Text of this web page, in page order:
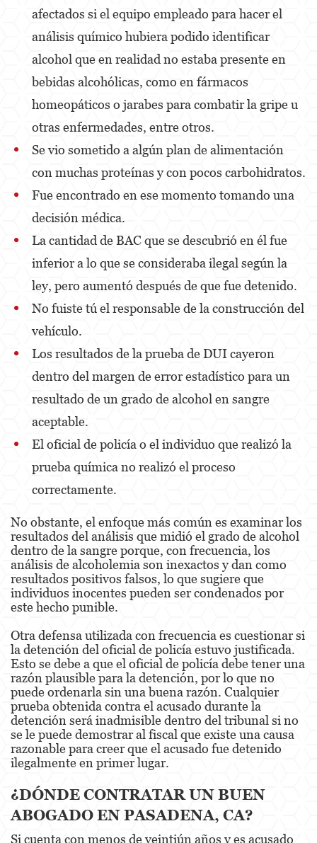
afectados si el equipo empleado para hacer el
análisis químico hubiera podido identificar
alcohol que en realidad no estaba presente en
bebidas alcohólicas, como en fármacos
homeopáticos o jarabes para combatir la gripe u
otras enfermedades, entre otros.
Se vio sometido a algún plan de alimentación
con muchas proteínas y con pocos carbohidratos.
Fue encontrado en ese momento tomando una
decisión médica.
La cantidad de BAC que se descubrió en él fue
inferior a lo que se consideraba ilegal según la
ley, pero aumentó después de que fue detenido.
No fuiste tú el responsable de la construcción del
vehículo.
Los resultados de la prueba de DUI cayeron
dentro del margen de error estadístico para un
resultado de un grado de alcohol en sangre
aceptable.
El oficial de policía o el individuo que realizó la
prueba química no realizó el proceso
correctamente.
No obstante, el enfoque más común es examinar los
resultados del análisis que midió el grado de alcohol
dentro de la sangre porque, con frecuencia, los
análisis de alcoholemia son inexactos y dan como
resultados positivos falsos, lo que sugiere que
individuos inocentes pueden ser condenados por
este hecho punible.
Otra defensa utilizada con frecuencia es cuestionar si
la detención del oficial de policía estuvo justificada.
Esto se debe a que el oficial de policía debe tener una
razón plausible para la detención, por lo que no
puede ordenarla sin una buena razón. Cualquier
prueba obtenida contra el acusado durante la
detención será inadmisible dentro del tribunal si no
se le puede demostrar al fiscal que existe una causa
razonable para creer que el acusado fue detenido
ilegalmente en primer lugar.
¿DÓNDE CONTRATAR UN BUEN
ABOGADO EN PASADENA, CA?
Si cuenta con menos de veintiún años y es acusado